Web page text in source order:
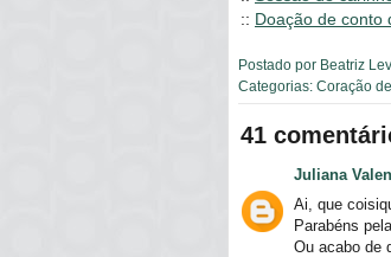
:: Doação de conto
Postado por Beatriz
Categorias: Coração
41
Juliana
Ai, que
Parabéns
Ou acabo de